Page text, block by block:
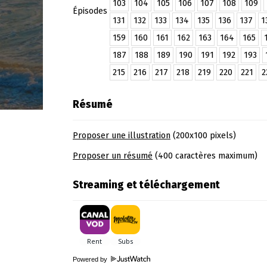
Épisodes
103 104 105 106 107 108 109
131
132 133 134 135 136 137
159
160 161 162 163 164 165
187
188 189 190 191 192 193
215
216 217 218 219 220 221
Résumé
Proposer une illustration (200x100 pixels)
Proposer un résumé (400 caractères maximum)
Streaming et téléchargement
Powered by